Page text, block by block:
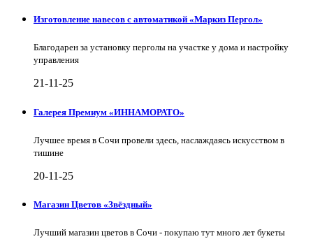
Изготовление навесов с автоматикой «Маркиз Пергол»
Благодарен за установку перголы на участке у дома и настройку
управления
21-11-25
Галерея Премиум «ИННАМОРАТО»
Лучшее время в Сочи провели здесь, наслаждаясь искусством в
тишине
20-11-25
Магазин Цветов «Звёздный»
Лучший магазин цветов в Сочи - покупаю тут много лет букеты